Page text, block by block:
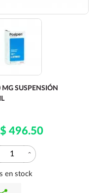
SUSPENSIÓN
$ 496.50
expand_less
en stock